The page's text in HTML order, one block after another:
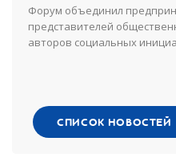
Форум объединил
представителей
авторов социальных
СПИСОК НОВОСТЕЙ